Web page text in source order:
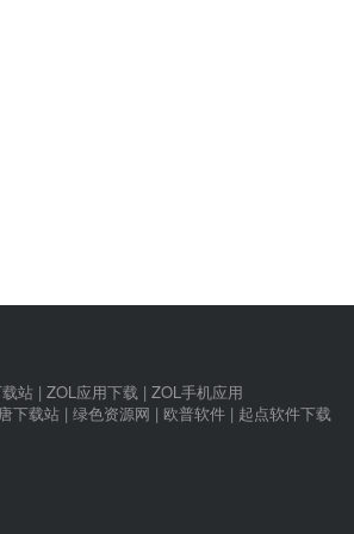
站 | ZOL应用下载 | ZOL手机应用
下载站 | 绿色资源网 | 欧普软件 | 起点软件下载